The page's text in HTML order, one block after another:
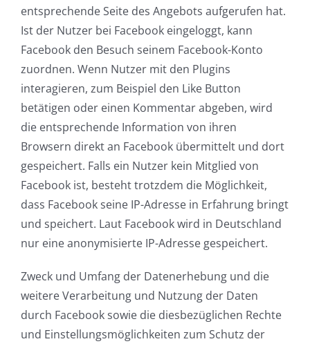
entsprechende Seite des Angebots aufgerufen hat.
Ist der Nutzer bei Facebook eingeloggt, kann
Facebook den Besuch seinem Facebook-Konto
zuordnen. Wenn Nutzer mit den Plugins
interagieren, zum Beispiel den Like Button
betätigen oder einen Kommentar abgeben, wird
die entsprechende Information von ihren
Browsern direkt an Facebook übermittelt und dort
gespeichert. Falls ein Nutzer kein Mitglied von
Facebook ist, besteht trotzdem die Möglichkeit,
dass Facebook seine IP-Adresse in Erfahrung bringt
und speichert. Laut Facebook wird in Deutschland
nur eine anonymisierte IP-Adresse gespeichert.
Zweck und Umfang der Datenerhebung und die
weitere Verarbeitung und Nutzung der Daten
durch Facebook sowie die diesbezüglichen Rechte
und Einstellungsmöglichkeiten zum Schutz der